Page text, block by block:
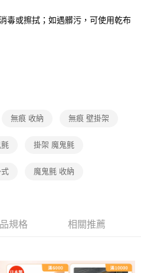
期數、繳款截止日，確認付款後即完
請依後續交易確認頁面所載為準。
易或遇審核未通過，訂單將自動取
示未達大哥付你分期系統評分，恕無
超商條碼／台灣大直營門市／銀行轉
通路繳費。
司」（以下簡稱本公司）所提供，讓
用本公司帳單繳交帳款。
運
)免運費
毒或擦拭；如遇髒污，可使用乾布
無痕 收納 無痕 壁掛架
掛架 魔鬼氈
魔鬼氈 收納
規格 相關推薦